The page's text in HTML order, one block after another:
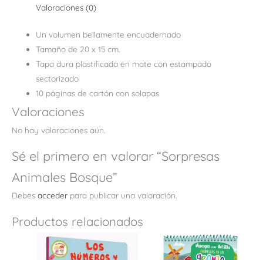
Valoraciones (0)
Un volumen bellamente encuadernado
Tamaño de 20 x 15 cm.
Tapa dura plastificada en mate con estampado
sectorizado
10 páginas de cartón con solapas
Valoraciones
No hay valoraciones aún.
Sé el primero en valorar “Sorpresas
Animales Bosque”
Debes acceder para publicar una valoración.
Productos relacionados